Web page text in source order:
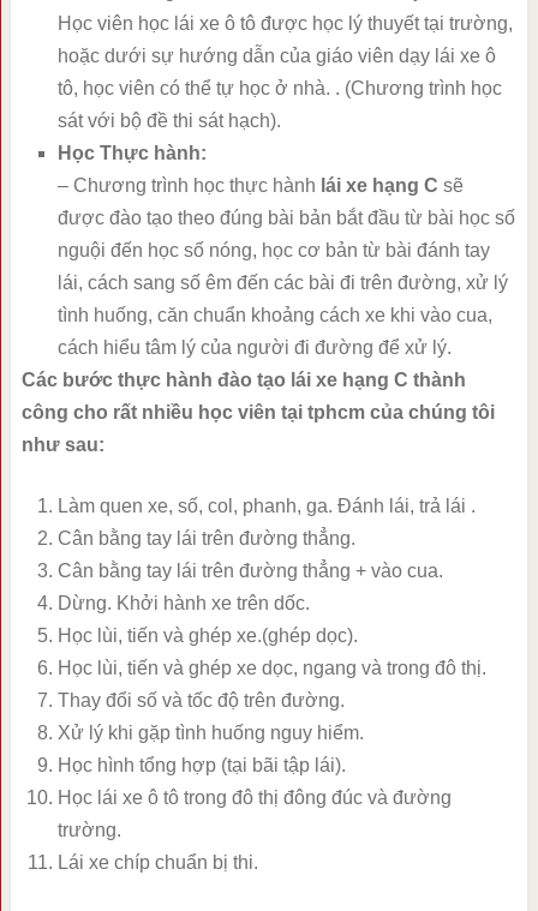
Học viên học lái xe ô tô được học lý thuyết tại trường,
hoặc dưới sự hướng dẫn của giáo viên dạy lái xe ô
tô, học viên có thể tự học ở nhà. . (Chương trình học
sát với bộ đề thi sát hạch).
Học Thực hành:
– Chương trình học thực hành lái xe hạng C sẽ
được đào tạo theo đúng bài bản bắt đầu từ bài học số
nguội đến học số nóng, học cơ bản từ bài đánh tay
lái, cách sang số êm đến các bài đi trên đường, xử lý
tình huống, căn chuẩn khoảng cách xe khi vào cua,
cách hiểu tâm lý của người đi đường để xử lý.
Các bước thực hành đào tạo lái xe hạng C thành
công cho rất nhiều học viên tại tphcm của chúng tôi
như sau:
Làm quen xe, số, col, phanh, ga. Đánh lái, trả lái .
Cân bằng tay lái trên đường thẳng.
Cân bằng tay lái trên đường thẳng + vào cua.
Dừng. Khởi hành xe trên dốc.
Học lùi, tiến và ghép xe.(ghép dọc).
Học lùi, tiến và ghép xe dọc, ngang và trong đô thị.
Thay đổi số và tốc độ trên đường.
Xử lý khi gặp tình huống nguy hiểm.
Học hình tổng hợp (tại bãi tập lái).
Học lái xe ô tô trong đô thị đông đúc và đường
trường.
Lái xe chíp chuẩn bị thi.